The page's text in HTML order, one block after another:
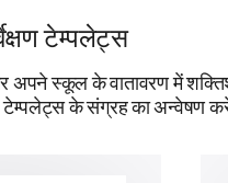
and
growth and
टेम्पलेट्स
स्कूल के वातावरण में
टेम्पलेट्स के संग्रह का अन्वेषण